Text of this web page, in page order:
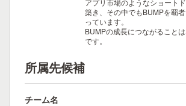
アプリ市場のようなショート
築き、その中でもBUMPを覇
っています。
BUMPの成長につながること
です。
所属先候補
チーム名